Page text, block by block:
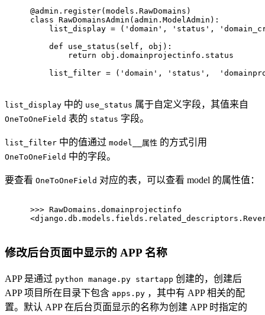
@admin.register( models.RawDomains )
class RawDomainsAdmin (admin.ModelAdmin):
    list_display = (
'domain' , 'status' ,
def
use_status ( self, obj ):
return obj.domainprojectinfo.status
    list_filter = (
'domain' , 'status' ,
list_display 中的 use_status 属于自定义字段，其值来自
OneToOneField 表的 status 字段。
list_filter 中的值通过 model__属性 的方式引用
OneToOneField 中的字段。
要查看 OneToOneField 对应的表，可以查看 model 的属性值：
>>> RawDomains.domainprojectinfo
修改后台页面中显示的 APP 名称
APP 是通过 python manage.py startapp 创建的，创建后
APP 项目所在目录下包含 apps.py ，其中有 APP 相关的配
置。默认 APP 在后台页面显示的名称为创建 APP 时指定的